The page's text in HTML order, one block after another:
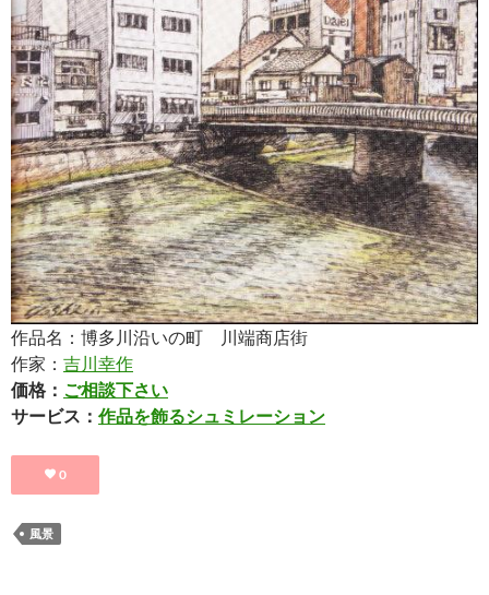
作品名：博多川沿いの町 川端商店街
作家： 吉川幸作
価格： ご相談下さい
サービス： 作品を飾るシュミレーション
0
風景